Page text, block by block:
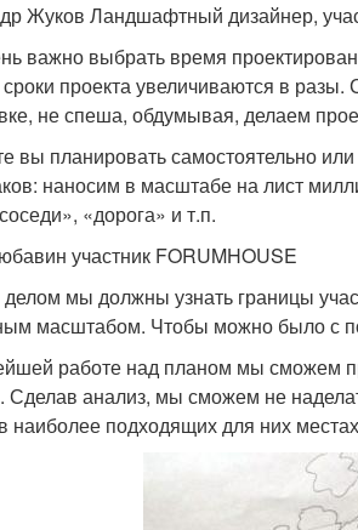
Жуков Ландшафтный дизайнер,
важно выбрать время
сроки проекта увеличиваются в
не спеша, обдумывая, делаем
вы планировать самостоятельно
наносим в масштабе на лист
«дорога» и т.п.
участник FORUMHOUSE
мы должны узнать границы
масштабом. Чтобы можно было с
работе над планом мы сможем
Сделав анализ, мы сможем не
наиболее подходящих для них